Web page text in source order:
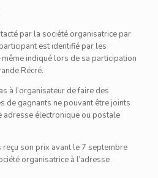
par la société organisatrice par
est identifié par les
indiqué lors de sa participation
Récré.
à l’organisateur de faire des
de gagnants ne pouvant être joints
adresse électronique ou postale
reçu son prix avant le 7 septembre
organisatrice à l’adresse